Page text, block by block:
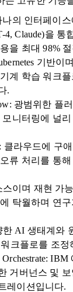
나의 인터페이
4, Claude)을 통
을 최대 98%
기반이
계 학습 워크
.
광범위한 플
니터링에 널
클라우드에 구
류 처리를 통
스이며 재현 가
탁월하며 연구
한 AI 생태계와
크플로를 조정
거버넌스 및 보
레이션입니다.